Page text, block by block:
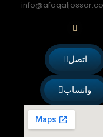
W
h
a
t
s
a
p
اتصل
واتساب